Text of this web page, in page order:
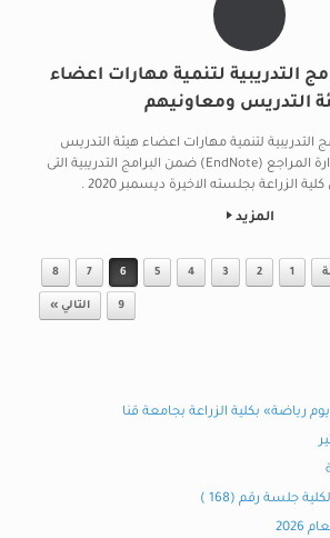
التدريبية لتنمية مهارات اعضاء
التدريس ومعاونيهم
التدريبية لتنمية مهارات اعضاء هيئة التدريس
ومعاونيهم ببرنامج ادارة المراجع (EndNote) ضمن البرامج التدريبية التى
الزراعة بجلسته الاخيرة ديسمبر 2020 .
المزيد
1
2
3
4
5
6
7
8
9 التالي »
جلسة رقم (168 )